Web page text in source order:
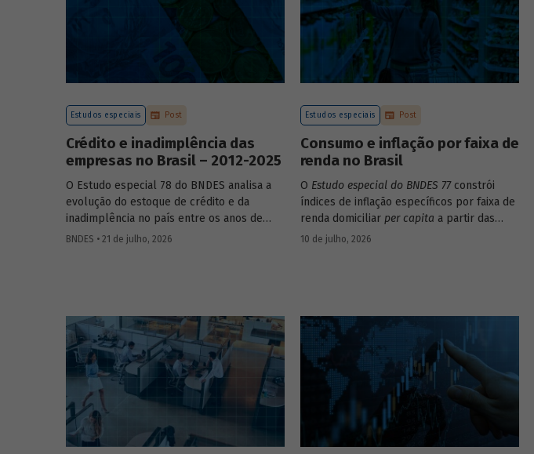
Estudos especiais Post
Crédito e inadimplência das
empresas no Brasil – 2012-2025
O Estudo especial 78 do BNDES analisa a
evolução do estoque de crédito e da
inadimplência no país entre os anos de
2012 e 2025, explorando dois recortes
BNDES • 21 de julho, 2026
Estudos especiais Post
Consumo e inflação por faixa de
renda no Brasil
O Estudo especial do BNDES 77constrói
índices de inflação específicos por faixa de
renda domiciliar per capita a partir das
estruturas de consumo da POF 2017-2018
durante o período.
10 de julho, 2026